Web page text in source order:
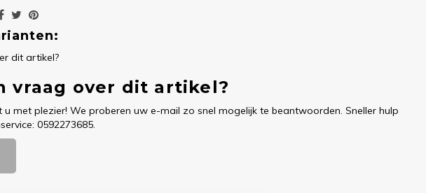
vraag over dit artikel?
u met plezier! We proberen uw e-mail zo snel mogelijk te beantwoorden. Sneller hulp
0592273685.